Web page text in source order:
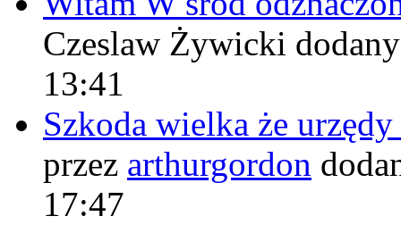
Czeslaw Żywicki
13:41
Szkoda wielka że
przez arthurgordon
17:47